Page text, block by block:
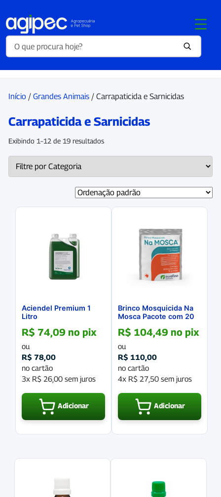
Início / Grandes Animais / Carrapaticida e Sarnicidas
Carrapaticida e Sarnicidas
Exibindo 1–12 de 19 resultados
Aciendel Premium 1
Litro
R$ 74,09 no pix
ou
R$ 78,00
no cartão
3x R$ 26,00 sem juros
Adicionar
Brinco Mosquicida Na
Mosca Pacote com 20
R$ 104,49 no pix
ou
R$ 110,00
no cartão
4x R$ 27,50 sem juros
Adicionar